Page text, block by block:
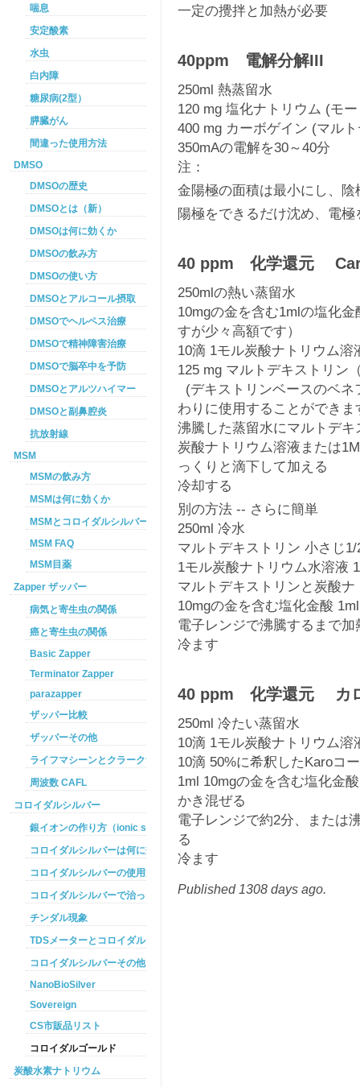
一定の攪拌と加熱が必要
40ppm 電解分解III
250ml 熱蒸留水
120 mg 塩化ナトリウム (モ
400 mg カーボゲイン (マル
350mAの電解を30～40分
注：
金陽極の面積は最小にし、陰
陽極をできるだけ沈め、電
40 ppm 化学還元
250mlの熱い蒸留水
10mgの金を含む1mlの塩化
すが少々高額です）
10滴 1モル炭酸ナトリウム溶
125 mg マルトデキストリン
(デキストリンベースのベ
わりに使用することができ
沸騰した蒸留水にマルトデ
炭酸ナトリウム溶液または
っくりと滴下して加える
冷却する
別の方法 -- さらに簡単
250ml 冷水
マルトデキストリン 小さじ1/
1モル炭酸ナトリウム水溶液
マルトデキストリンと炭酸
10mgの金を含む塩化金酸
電子レンジで沸騰するまで加
冷ます
40 ppm 化学還元 カ
250ml 冷たい蒸留水
10滴 1モル炭酸ナトリウム溶
10滴 50%に希釈したKaroコ
1ml 10mgの金を含む塩化金
かき混ぜる
電子レンジで約2分、または
る
冷ます
Published 1308 days ago.
喘息
安定酸素
水虫
白内障
糖尿病(2型）
膵臓がん
間違った使用方法
DMSO
DMSOの歴史
DMSOとは（新）
DMSOは何に効くか
DMSOの飲み方
DMSOの使い方
DMSOとアルコール摂取
DMSOでヘルペス治療
DMSOで精神障害治療
DMSOで脳卒中を予防
DMSOとアルツハイマー
DMSOと副鼻腔炎
抗放射線
MSM
MSMの飲み方
MSMは何に効くか
MSMとコロイダルシルバーを使った癌プロトコル
MSM FAQ
MSM目薬
Zapper ザッパー
病気と寄生虫の関係
癌と寄生虫の関係
Basic Zapper
Terminator Zapper
parazapper
ザッパー比較
ザッパーその他
ライフマシーンとクラークザッパーの違い
周波数 CAFL
コロイダルシルバー
銀イオンの作り方（ionic silver ）
コロイダルシルバーは何に効くのか
コロイダルシルバーの使用方法
コロイダルシルバーで治った例
チンダル現象
TDSメーターとコロイダルシルバー
コロイダルシルバーその他
NanoBioSilver
Sovereign
CS市販品リスト
コロイダルゴールド
炭酸水素ナトリウム